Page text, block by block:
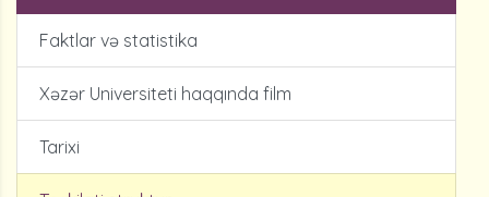
Faktlar və statistika
Xəzər Universiteti haqqında film
Tarixi